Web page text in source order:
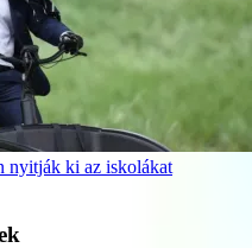
nyitják ki az iskolákat